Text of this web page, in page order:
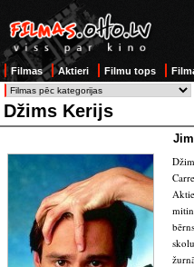
Filmas Aktieri Filmu tops
Džims Kerijs